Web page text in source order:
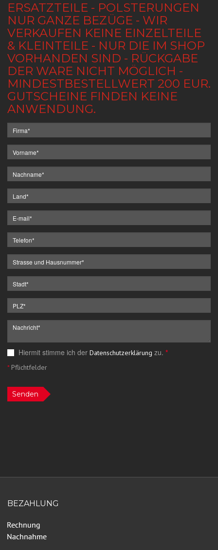
ERSATZTEILE - POLSTERUNGEN
NUR GANZE BEZÜGE - WIR
VERKAUFEN KEINE EINZELTEILE
& KLEINTEILE - NUR DIE IM SHOP
VORHANDEN SIND - RÜCKGABE
DER WARE NICHT MÖGLICH -
MINDESTBESTELLWERT 200 EUR.
GUTSCHEINE FINDEN KEINE
ANWENDUNG.
Hiermit stimme ich der Datenschutzerklärung zu. *
*Pflichtfelder
Senden
BEZAHLUNG